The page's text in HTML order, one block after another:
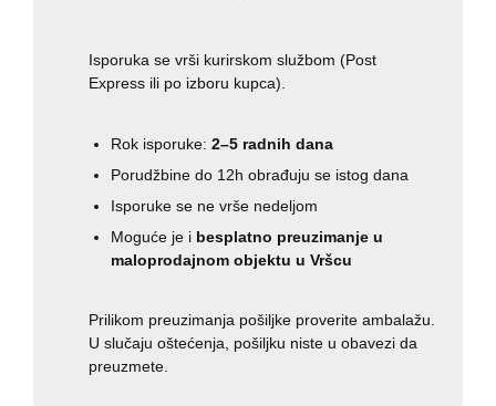
Isporuka se vrši kurirskom službom (Post
Express ili po izboru kupca).
Rok isporuke: 2–5 radnih dana
Porudžbine do 12h obrađuju se istog dana
Isporuke se ne vrše nedeljom
Moguće je i besplatno preuzimanje u
maloprodajnom objektu u Vršcu
Prilikom preuzimanja pošiljke proverite ambalažu.
U slučaju oštećenja, pošiljku niste u obavezi da
preuzmete.